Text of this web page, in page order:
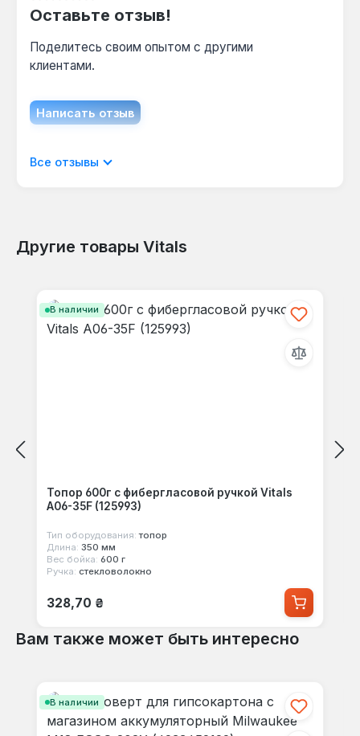
Оставьте отзыв!
Поделитесь своим опытом с другими
клиентами.
Написать отзыв
Отображать отзывы только на текущем
Все отзывы
Другие товары Vitals
В наличии
Топор 600г с фибергласовой ручкой Vitals
A06-35F (125993)
Тип оборудования: топор
Длина: 350 мм
Вес бойка: 600 г
Ручка: стекловолокно
Обычная цена:
328,70 ₴
Вам также может быть интересно
В наличии